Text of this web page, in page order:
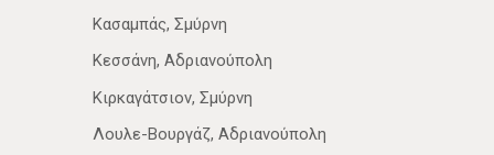
Κασαμπάς, Σμύρνη
Κεσσάνη, Αδριανούπολη
Κιρκαγάτσιον, Σμύρνη
Λουλε-Βουργάζ, Αδριανούπολη